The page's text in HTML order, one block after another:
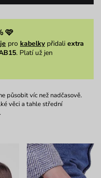
🩷
pro kabelkypřidali extra
. Platí už jen
působit víc než nadčasově.
věci a tahle střední